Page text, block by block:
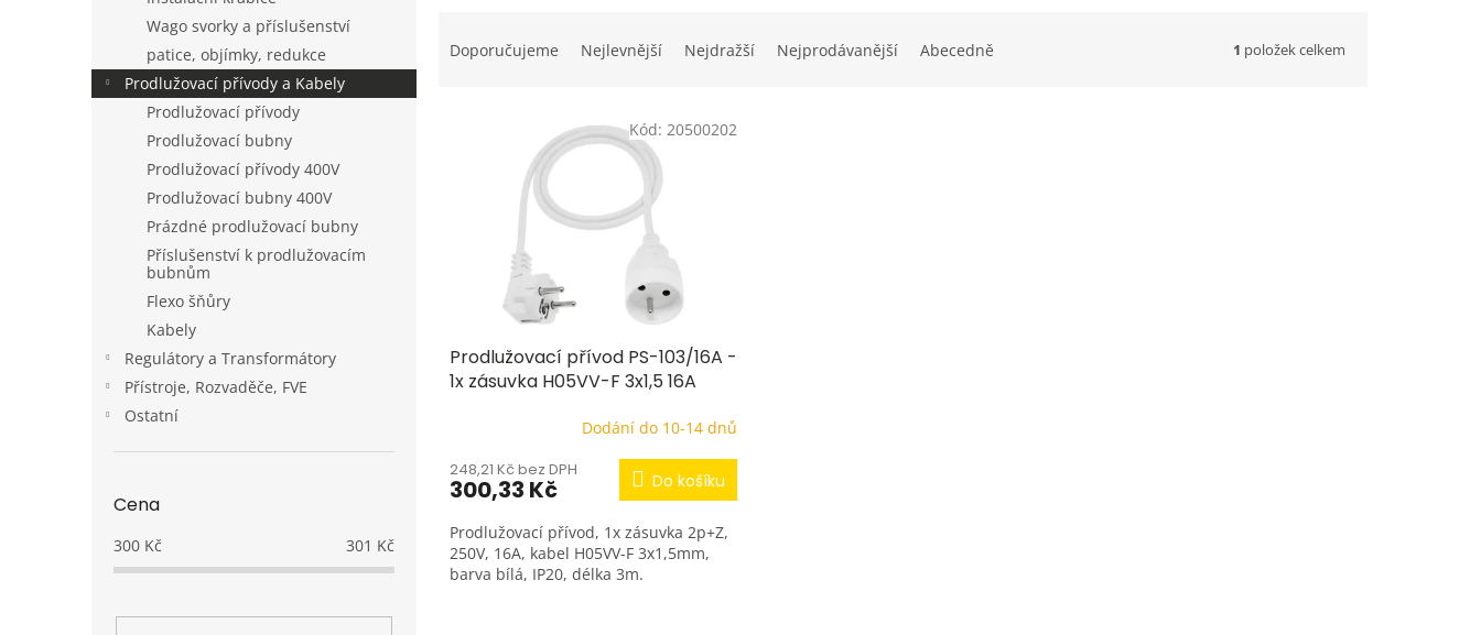
e
l
Wago svorky a příslušenství
patice, objímky, redukce
Prodlužovací přívody a Kabely
Prodlužovací přívody
Prodlužovací bubny
Prodlužovací přívody 400V
Prodlužovací bubny 400V
Prázdné prodlužovací bubny
Příslušenství k prodlužovacím
bubnům
Flexo šňůry
Kabely
Regulátory a Transformátory
Přístroje, Rozvaděče, FVE
Ostatní
Cena
300 Kč 301 Kč
aDoporučujeme Nejlevnější Nejdražší Nejprodávanější Abecedně 1 položek celkem
Prodlužovací přívod PS-103/16A -
1x zásuvka H05VV-F 3x1,5 16A
Dodání do 10-14 dnů
248,21 Kč bez DPH
300,33 Kč Do košíku
Prodlužovací přívod, 1x zásuvka 2p+Z,
250V, 16A, kabel H05VV-F 3x1,5mm,
barva bílá, IP20, délka 3m.
Kód: 20500202